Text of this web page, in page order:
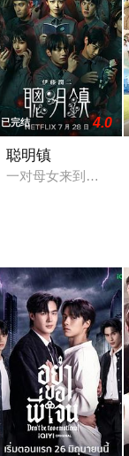
已完结 4.0
聪明镇
一对母女来到以高